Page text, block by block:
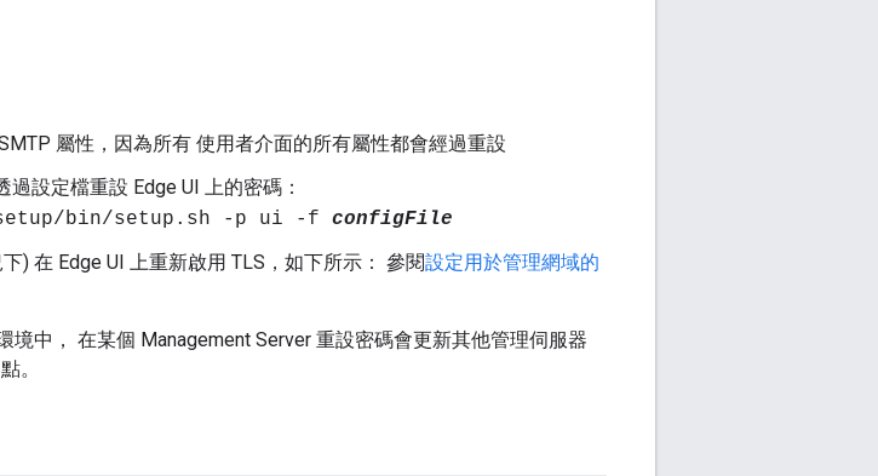
屬性，因為所有 使用者介面的所有屬性都會經過重設
過設定檔重設 Edge UI 上的密碼：
bin/setup.sh -p ui -f configFile
) 在 Edge UI 上重新啟用 TLS，如下所示： 參閱設定用於管理網域的
境中， 在某個 Management Server 重設密碼會更新其他管理伺服器
。